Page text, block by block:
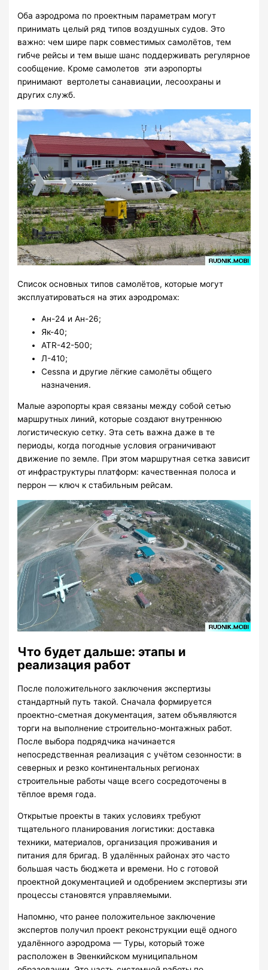
Оба аэродрома по проектным параметрам могут
принимать целый ряд типов воздушных судов. Это
важно: чем шире парк совместимых самолётов, тем
гибче рейсы и тем выше шанс поддерживать регулярное
сообщение. Кроме самолетов эти аэропорты
принимают вертолеты санавиации, лесоохраны и
других служб.
Список основных типов самолётов, которые могут
эксплуатироваться на этих аэродромах:
Ан-24 и Ан-26;
Як-40;
ATR-42-500;
Л-410;
Cessna и другие лёгкие самолёты общего
назначения.
Малые аэропорты края связаны между собой сетью
маршрутных линий, которые создают внутреннюю
логистическую сетку. Эта сеть важна даже в те
периоды, когда погодные условия ограничивают
движение по земле. При этом маршрутная сетка зависит
от инфраструктуры платформ: качественная полоса и
перрон — ключ к стабильным рейсам.
Что будет дальше: этапы и
реализация работ
После положительного заключения экспертизы
стандартный путь такой. Сначала формируется
проектно-сметная документация, затем объявляются
торги на выполнение строительно-монтажных работ.
После выбора подрядчика начинается
непосредственная реализация с учётом сезонности: в
северных и резко континентальных регионах
строительные работы чаще всего сосредоточены в
тёплое время года.
Открытые проекты в таких условиях требуют
тщательного планирования логистики: доставка
техники, материалов, организация проживания и
питания для бригад. В удалённых районах это часто
большая часть бюджета и времени. Но с готовой
проектной документацией и одобрением экспертизы эти
процессы становятся управляемыми.
Напомню, что ранее положительное заключение
экспертов получил проект реконструкции ещё одного
удалённого аэродрома — Туры, который тоже
расположен в Эвенкийском муниципальном